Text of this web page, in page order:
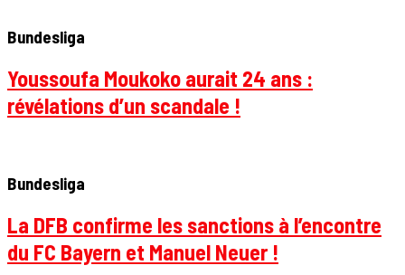
Bundesliga
Youssoufa Moukoko aurait 24 ans :
révélations d’un scandale !
Bundesliga
La DFB confirme les sanctions à l’encontre
du FC Bayern et Manuel Neuer !